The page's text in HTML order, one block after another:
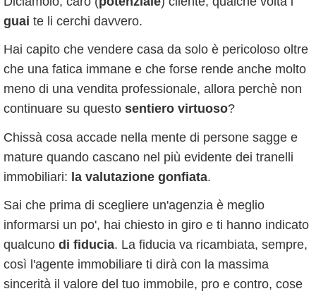
guai te li cerchi davvero.
Hai capito che vendere casa da solo è pericoloso oltre
che una fatica immane e che forse rende anche molto
meno di una vendita professionale, allora perchè non
continuare su questo sentiero virtuoso?
Chissà cosa accade nella mente di persone sagge e
mature quando cascano nel più evidente dei tranelli
immobiliari: la valutazione gonfiata.
Sai che prima di scegliere un'agenzia è meglio
informarsi un po', hai chiesto in giro e ti hanno indicato
qualcuno di fiducia. La fiducia va ricambiata, sempre,
così l'agente immobiliare ti dirà con la massima
sincerità il valore del tuo immobile, pro e contro, cose